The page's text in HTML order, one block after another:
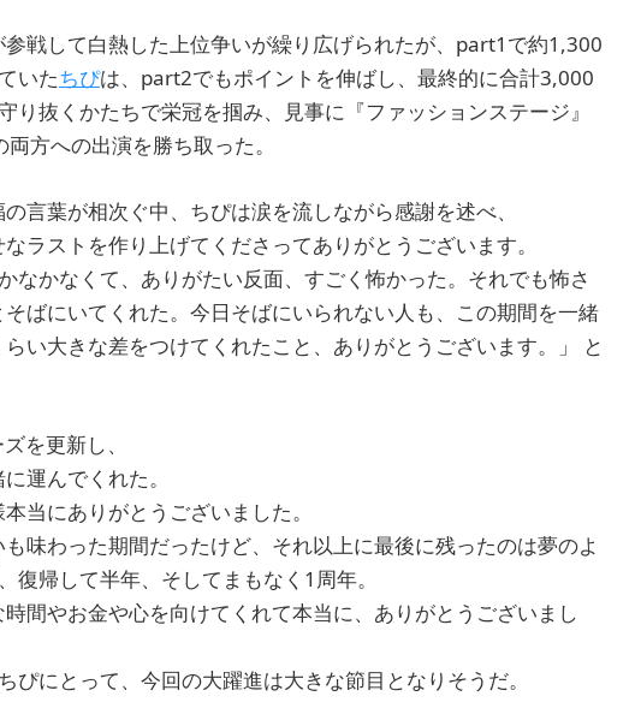
戦して白熱した上位争いが繰り広げられたが、part1で約1,300
いたちぴは、part2でもポイントを伸ばし、最終的に合計3,000
り抜くかたちで栄冠を掴み、見事に『ファッションステージ』
方への出演を勝ち取った。
言葉が相次ぐ中、ちぴは涙を流しながら感謝を述べ、
ラストを作り上げてくださってありがとうございます。
なかなくて、ありがたい反面、すごく怖かった。それでも怖さ
ばにいてくれた。今日そばにいられない人も、この期間を一緒
い大きな差をつけてくれたこと、ありがとうございます。」 と
を更新し、
運んでくれた。
当にありがとうございました。
味わった期間だったけど、それ以上に最後に残ったのは夢のよ
復帰して半年、そしてまもなく1周年。
間やお金や心を向けてくれて本当に、ありがとうございまし
にとって、今回の大躍進は大きな節目となりそうだ。